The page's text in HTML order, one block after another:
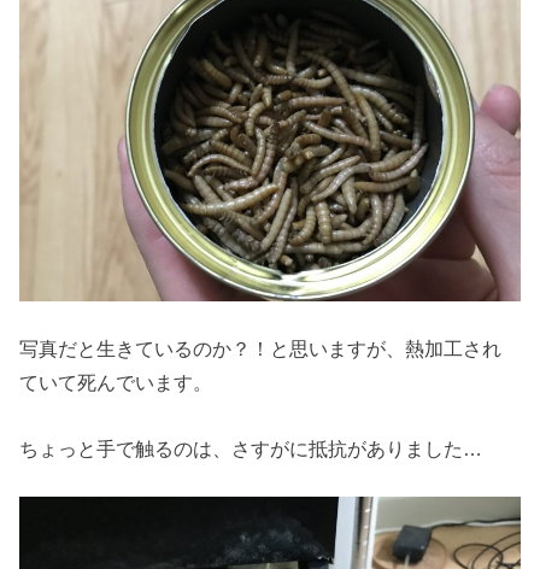
写真だと生きているのか？！と思いますが、熱加工され
ていて死んでいます。
ちょっと手で触るのは、さすがに抵抗がありました…